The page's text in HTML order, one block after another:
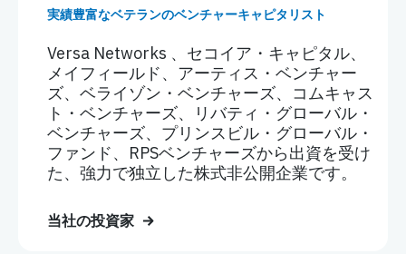
実績豊富なベテランのベンチャーキャピタリスト
Versa Networks 、セコイア・キャピタル、
メイフィールド、アーティス・ベンチャー
ズ、ベライゾン・ベンチャーズ、コムキャス
ト・ベンチャーズ、リバティ・グローバル・
ベンチャーズ、プリンスビル・グローバル・
ファンド、RPSベンチャーズから出資を受け
た、強力で独立した株式非公開企業です。
当社の投資家